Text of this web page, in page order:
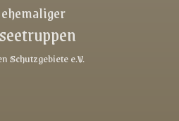
Schutzgebiete e.V.